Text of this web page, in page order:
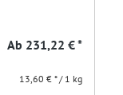
Ab 231,22 € *
13,60 € * / 1 kg